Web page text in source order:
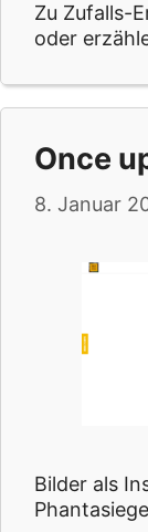
Zu Zufalls-
oder
Once
8. Januar
Bilder als